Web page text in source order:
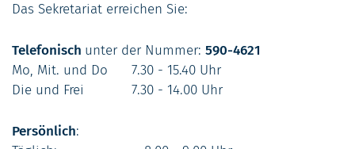
Das Sekretariat erreichen Sie:
Telefonisch unter der Nummer: 590-4621
Mo, Mit. und Do 7.30 - 15.40 Uhr
Die und Frei 7.30 - 14.00 Uhr
Persönlich: